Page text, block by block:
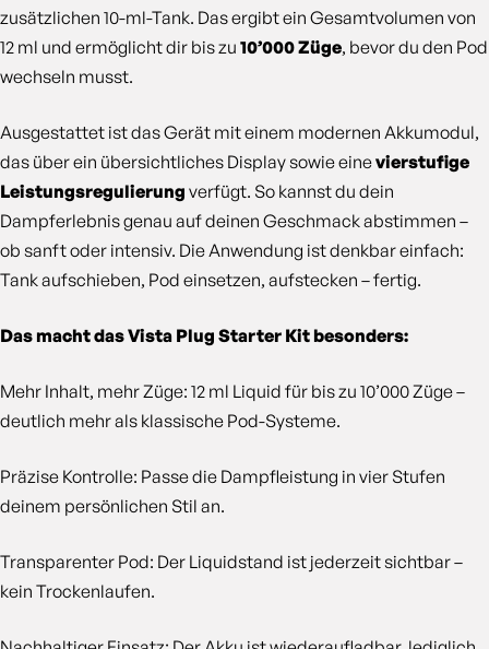
zusätzlichen 10-ml-Tank. Das ergibt ein Gesamtvolumen von
12 ml und ermöglicht dir bis zu 10’000 Züge, bevor du den Pod
wechseln musst.
Ausgestattet ist das Gerät mit einem modernen Akkumodul,
das über ein übersichtliches Display sowie einevierstufige
Leistungsregulierung verfügt. So kannst du dein
Dampferlebnis genau auf deinen Geschmack abstimmen –
ob sanft oder intensiv. Die Anwendung ist denkbar einfach:
Tank aufschieben, Pod einsetzen, aufstecken – fertig.
Das macht das Vista Plug Starter Kit besonders:
Mehr Inhalt, mehr Züge: 12 ml Liquid für bis zu 10’000 Züge –
deutlich mehr als klassische Pod-Systeme.
Präzise Kontrolle: Passe die Dampfleistung in vier Stufen
deinem persönlichen Stil an.
Transparenter Pod: Der Liquidstand ist jederzeit sichtbar –
kein Trockenlaufen.